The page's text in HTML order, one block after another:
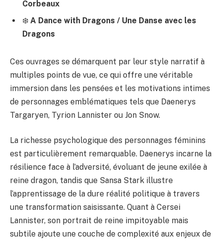
Corbeaux
❄️ A Dance with Dragons / Une Danse avec les
Dragons
Ces ouvrages se démarquent par leur style narratif à
multiples points de vue, ce qui offre une véritable
immersion dans les pensées et les motivations intimes
de personnages emblématiques tels que Daenerys
Targaryen, Tyrion Lannister ou Jon Snow.
La richesse psychologique des personnages féminins
est particulièrement remarquable. Daenerys incarne la
résilience face à l’adversité, évoluant de jeune exilée à
reine dragon, tandis que Sansa Stark illustre
l’apprentissage de la dure réalité politique à travers
une transformation saisissante. Quant à Cersei
Lannister, son portrait de reine impitoyable mais
subtile ajoute une couche de complexité aux enjeux de